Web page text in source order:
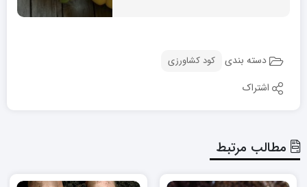
دسته بندی کود کشاورزی
اشتراک
مطالب مرتبط